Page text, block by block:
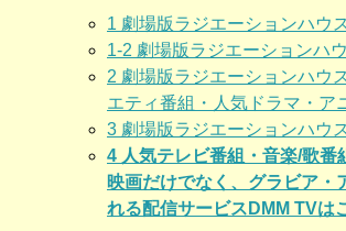
1 劇場版ラジエーションハウ
1-2 劇場版ラジエーションハ
2 劇場版ラジエーションハウ
エティ番組・人気ドラマ・ア
3 劇場版ラジエーションハウ
4 人気テレビ番組・音楽/歌番
映画だけでなく、グラビア・
れる配信サービスDMM TVは